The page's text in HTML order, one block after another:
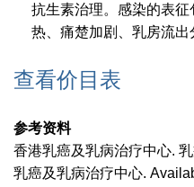
抗生素治理。感染的表
热、痛楚加剧、乳房流出
查看价目表
参考资料
香港乳癌及乳病治疗中心.
乳癌及乳病治疗中心.